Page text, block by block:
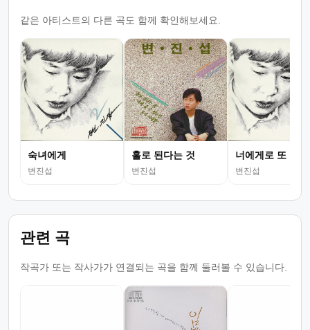
같은 아티스트의 다른 곡도 함께 확인해보세요.
숙녀에게
변진섭
홀로 된다는 것
변진섭
너에게로 또 다시
변진섭
관련 곡
작곡가 또는 작사가가 연결되는 곡을 함께 둘러볼 수 있습니다.